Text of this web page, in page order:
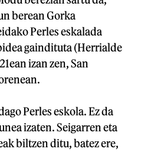
berean Gorka
Perles eskalada
gaindituta (Herrialde
izan zen, San
Perles eskola. Ez da
izaten. Seigarren eta
biltzen ditu, batez ere,